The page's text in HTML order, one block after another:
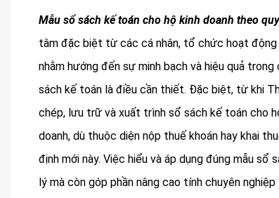
Mẫu sổ sách kế toán cho hộ kinh doanh theo
tâm đặc biệt từ các cá nhân, tổ chức hoạt động
nhằm hướng đến sự minh bạch và hiệu quả
sách kế toán là điều cần thiết. Đặc biệt, từ khi
chép, lưu trữ và xuất trình sổ sách kế toán cho
doanh, dù thuộc diện nộp thuế khoán hay khai
định mới này. Việc hiểu và áp dụng đúng mẫu
lý mà còn góp phần nâng cao tính chuyên